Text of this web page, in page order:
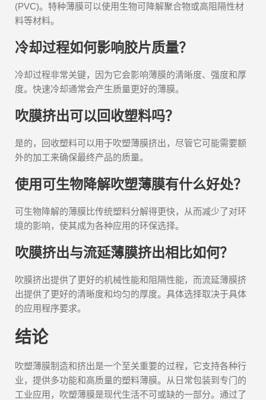
(PVC)。特种薄膜可以使用生物可降解聚合物或高阻隔性材
料等材料。
冷却过程如何影响胶片质量？
冷却过程非常关键，因为它会影响薄膜的清晰度、强度和厚
度。快速冷却通常会产生质量更好的薄膜。
吹膜挤出可以回收塑料吗？
是的，回收塑料可以用于吹塑薄膜挤出，尽管它可能需要额
外的加工来确保最终产品的质量。
使用可生物降解吹塑薄膜有什么好处？
可生物降解的薄膜比传统塑料分解得更快，从而减少了对环
境的影响，使其成为各种应用的环保选择。
吹膜挤出与流延薄膜挤出相比如何？
吹膜挤出提供了更好的机械性能和阻隔性能，而流延薄膜挤
出提供了更好的清晰度和均匀的厚度。具体选择取决于具体
的应用程序要求。
结论
吹塑薄膜制造和挤出是一个至关重要的过程，它支持各种行
业，提供多功能和高质量的塑料薄膜。从日常包装到专门的
工业应用，吹塑薄膜是现代生活不可或缺的一部分。通过了